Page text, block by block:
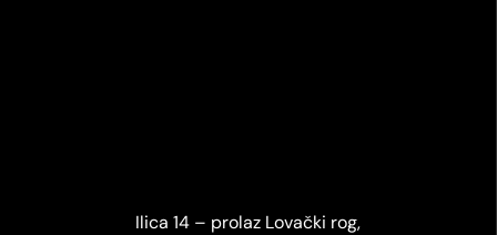
Ilica 14 – prolaz Lovački rog,